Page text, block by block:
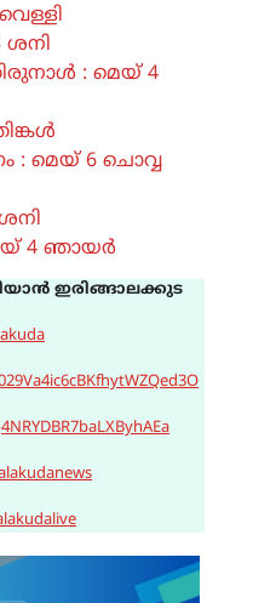
ശനി
: മെയ് 4
മെയ് 6 ചൊവ്വ
4 ഞായർ
ഇരിങ്ങാലക്കുട